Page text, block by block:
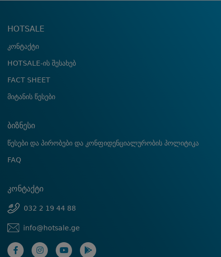
HOTSALE
კონტაქტი
HOTSALE-ის შესახებ
FACT SHEET
მიტანის წესები
ბიზნესი
წესები და პირობები და კონფიდენციალურობის პოლიტიკა
FAQ
კონტაქტი
032 2 19 44 88
info@hotsale.ge